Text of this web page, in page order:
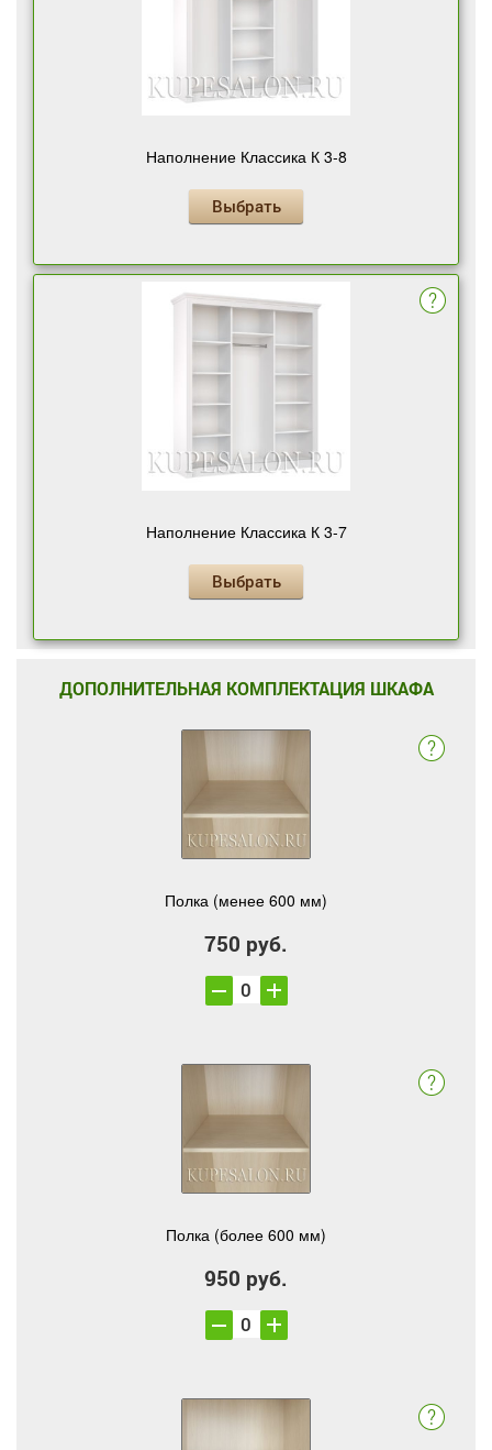
Наполнение Классика К 3-8
Выбрать
Наполнение Классика К 3-7
Выбрать
ДОПОЛНИТЕЛЬНАЯ КОМПЛЕКТАЦИЯ ШКАФА
Полка (менее 600 мм)
750 руб.
Полка (более 600 мм)
950 руб.